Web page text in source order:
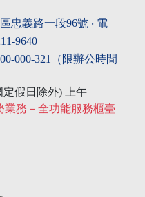
忠義路一段96號 ‧ 電
9640
000-321（限辦公時間
定假日除外) 上午
業務－全功能服務櫃臺